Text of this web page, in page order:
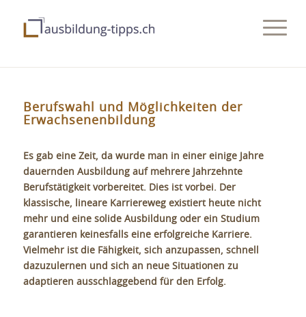
Berufswahl und Möglichkeiten der
Erwachsenenbildung
Es gab eine Zeit, da wurde man in einer einige Jahre
dauernden Ausbildung auf mehrere Jahrzehnte
Berufstätigkeit vorbereitet. Dies ist vorbei. Der
klassische, lineare Karriereweg existiert heute nicht
mehr und eine solide Ausbildung oder ein Studium
garantieren keinesfalls eine erfolgreiche Karriere.
Vielmehr ist die Fähigkeit, sich anzupassen, schnell
dazuzulernen und sich an neue Situationen zu
adaptieren ausschlaggebend für den Erfolg.